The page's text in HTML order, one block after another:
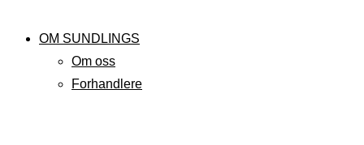
OM SUNDLINGS
Om oss
Forhandlere